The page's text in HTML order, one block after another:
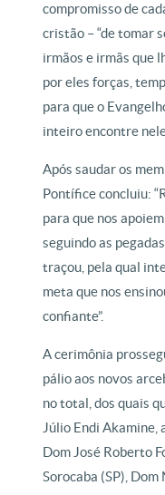
compromisso de
cristão – “de tomar
irmãos e irmãs que
por eles forças,
para que o
inteiro encontre
Após saudar os
Pontífice concluiu:
para que nos
seguindo as
traçou, pela qual
meta que nos
confiante”.
A cerimônia
pálio aos novos
no total, dos quais
Júlio Endi Akamine,
Dom José Roberto
Sorocaba (SP),